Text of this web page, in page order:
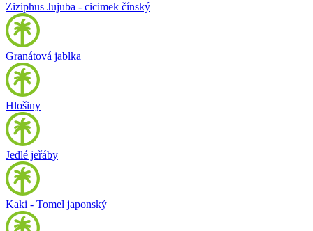
Ziziphus Jujuba - cicimek čínský
Granátová jablka
Hlošiny
Jedlé jeřáby
Kaki - Tomel japonský